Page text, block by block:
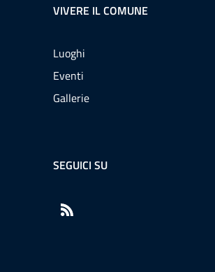
VIVERE IL COMUNE
Luoghi
Eventi
Gallerie
SEGUICI SU